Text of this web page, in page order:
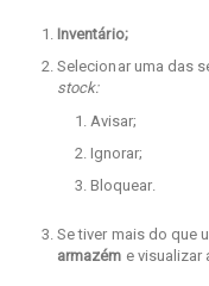
Inventário;
Selecionar uma das
stock:
Avisar;
Ignorar;
Bloquear.
Se tiver mais do que
armazém e